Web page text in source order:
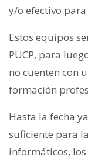
y/o efectivo
Estos equipos
PUCP, para
no cuenten con
formación
Hasta la fecha
suficiente para
informáticos,